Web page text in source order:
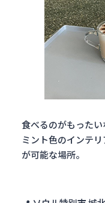
食べるのがもったい
ミント色のインテ
が可能な場所。